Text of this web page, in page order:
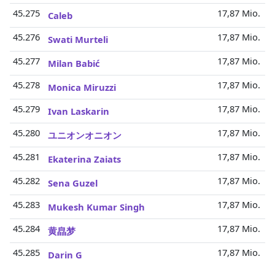
45.275
Caleb
17,87 Mio.
45.276
Swati Murteli
17,87 Mio.
45.277
Milan Babić
17,87 Mio.
45.278
Monica Miruzzi
17,87 Mio.
45.279
Ivan Laskarin
17,87 Mio.
45.280
ユニオンオニオン
17,87 Mio.
45.281
Ekaterina Zaiats
17,87 Mio.
45.282
Sena Guzel
17,87 Mio.
45.283
Mukesh Kumar Singh
17,87 Mio.
45.284
黄皛梦
17,87 Mio.
45.285
Darin G 17,87 Mio.